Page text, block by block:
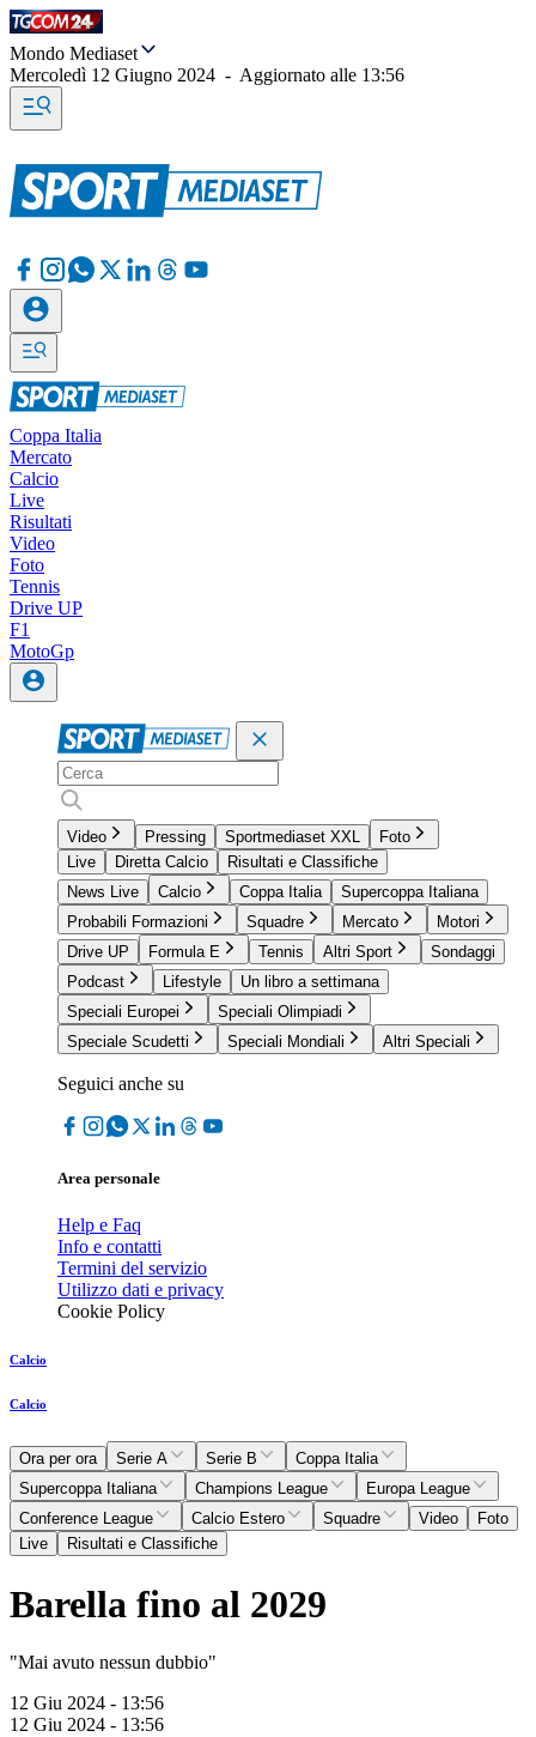
Mondo Mediaset
Mercoledì 12 Giugno 2024 - Aggiornato alle 13:56
Coppa Italia
Mercato
Calcio
Live
Risultati
Video
Foto
Tennis
Drive UP
F1
MotoGp
Video Pressing Sportmediaset XXL
Foto
Live
Diretta Calcio
Risultati e Classifiche
News Live
Calcio Coppa Italia
Supercoppa Italiana
Probabili Formazioni
Squadre Mercato
Motori
Drive UP
Formula E Tennis Altri Sport
Sondaggi
Podcast
Lifestyle
Un libro a settimana
Speciali Europei
Speciali Olimpiadi
Speciale Scudetti
Speciali Mondiali Altri Speciali
Seguici anche su
Area personale
Help e Faq
Info e contatti
Termini del servizio
Utilizzo dati e privacy
Cookie Policy
Calcio
Calcio
Ora per ora Serie A Serie B
Coppa Italia
Supercoppa Italiana
Champions League
Europa League
Conference League
Calcio Estero Squadre Video
Foto
Live
Risultati e Classifiche
Barella fino al 2029
"Mai avuto nessun dubbio"
12 Giu 2024 - 13:56
12 Giu 2024 - 13:56